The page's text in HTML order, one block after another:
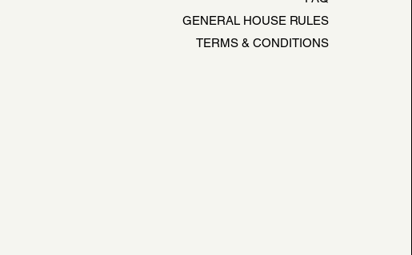
GENERAL HOUSE RULES
TERMS & CONDITIONS